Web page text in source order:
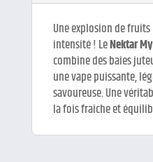
Une explosion de
intensité ! LeNektar
combine des baies
une vape puissante,
savoureuse. Une
la fois fraîche et